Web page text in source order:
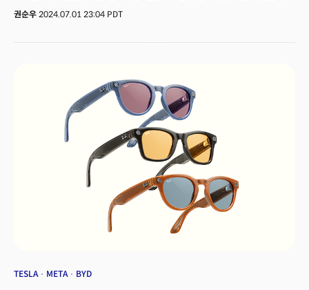
인텔리전스를 '공간 컴퓨터'인 '비전프로' 헤드셋에 적용할 것이라고
분석했습니다. 다만 올해는 서비스를 적용하고 판매하기는 어려울 것으로
예상했습니다. 애플은 비전프로 판매를 촉진하기 위해 소매점 판매 전략을
재정비하고 있습니다. 고객이 데모 중 자신의 사진과 비디오를 비전프로로
전송해 혼합 현실로 볼 수 있는 서비스를 제공할 계획입니다. 또 사무실 작업
기능이나 비디오 시청 등을 더 몰입감 있게 체험할 수 있는 '고 디퍼(Go
Deeper)' 옵션을 추가한다고 합니다.
권순우 2024.07.01 23:04 PDT
TESLA META BYD